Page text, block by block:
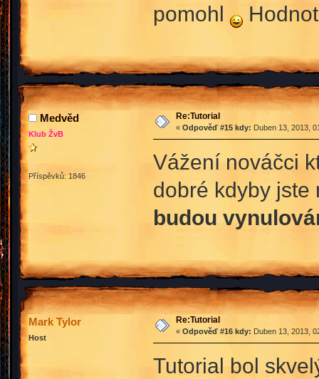
pomohl
Medvěd
Klub ŽvB
Příspěvků: 1846
Re:Tutorial
« Odpověď #15 kdy: Duben 13, 2013,
Vážení nováčci
dobré kdyby
budou
Mark Tylor
Host
Re:Tutorial
« Odpověď #16 kdy: Duben 13, 2013,
Tutorial bol